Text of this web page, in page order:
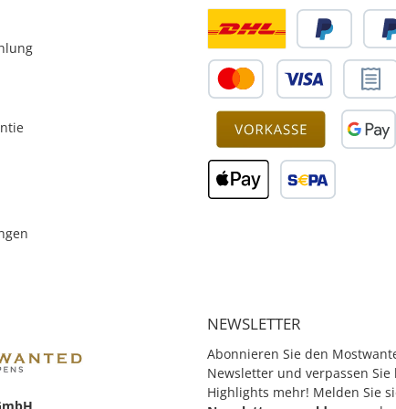
in
Sie
NEWSLETTER
Abonnieren Sie den
Newsletter und verpassen Sie
Highlights mehr! Melden Sie